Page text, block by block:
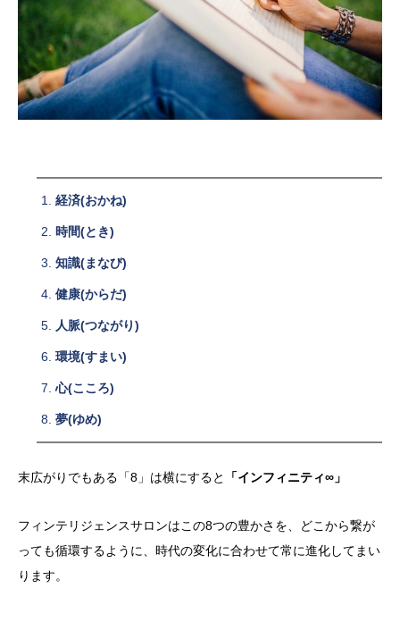
経済(おかね)
時間(とき)
知識(まなび)
健康(からだ)
人脈(つながり)
環境(すまい)
心(こころ)
夢(ゆめ)
末広がりでもある「8」は横にすると 「インフィニティ∞」
フィンテリジェンスサロンはこの8つの豊かさを、どこから繋が
っても循環するように、時代の変化に合わせて常に進化してまい
ります。